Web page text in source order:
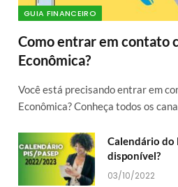
GUIA FINANCEIRO
Como entrar em contato
Econômica?
Você está precisando entrar em
Econômica? Conheça todos os
Calendário do
disponível?
03/10/2022